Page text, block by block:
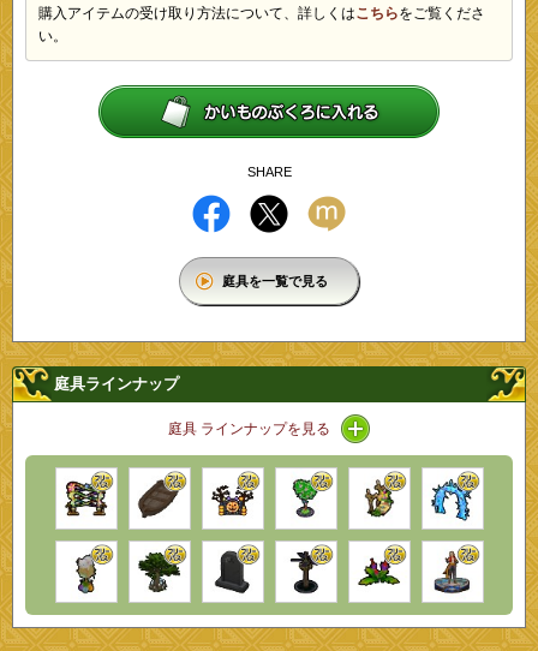
購入アイテムの受け取り方法について、詳しくはこちらをご覧くださ
い。
SHARE
庭具を一覧で見る
庭具ラインナップ
庭具 ラインナップを見る アイコン / ラインナップ